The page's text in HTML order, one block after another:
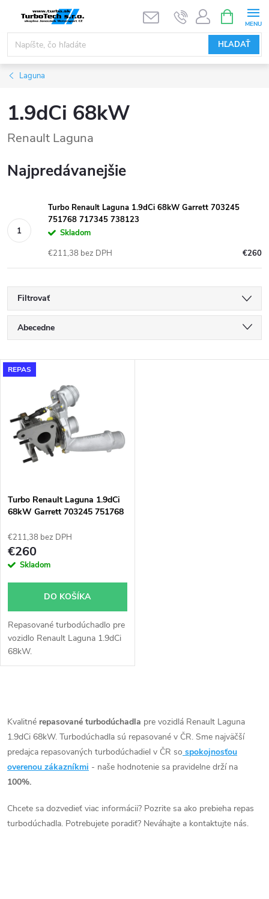
obsah
HĽADAŤ
KOŠÍK
Laguna
1.9dCi 68kW
Renault Laguna
Najpredávanejšie
Turbo Renault Laguna 1.9dCi 68kW Garrett 703245
751768 717345 738123
Skladom
€260
€211,38 bez DPH
Filtrovať
R
a
e
n
e
p
r
d
u
t
o
v
Abecedne
Najdrahšie
Najpredávanejšie
V
p
s
p
r
o
d
u
k
o
v
REPAS
Turbo Renault Laguna 1.9dCi
68kW Garrett 703245 751768
€211,38 bez DPH
€260
Skladom
DO KOŠÍKA
Repasované turbodúchadlo pre
vozidlo Renault Laguna 1.9dCi
68kW.
v
l
á
a
Kvalitné repasované turbodúchadla pre vozidlá Renault Laguna
1.9dCi 68kW. Turbodúchadla sú repasované v ČR. Sme najväčší
predajca repasovaných turbodúchadiel v ČR so spokojnosťou
overenou zákazníkmi - naše hodnotenie sa pravidelne drží na
100%.
Chcete sa dozvedieť viac informácii? Pozrite sa ako prebieha repas
turbodúchadla. Potrebujete poradiť? Neváhajte a kontaktujte nás.